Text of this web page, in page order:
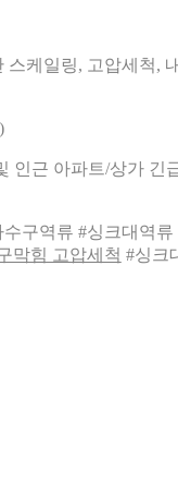
스케일링, 고압세척,
인근 아파트/상가 긴
구역류 #싱크대역류
막힘 고압세척 #싱크